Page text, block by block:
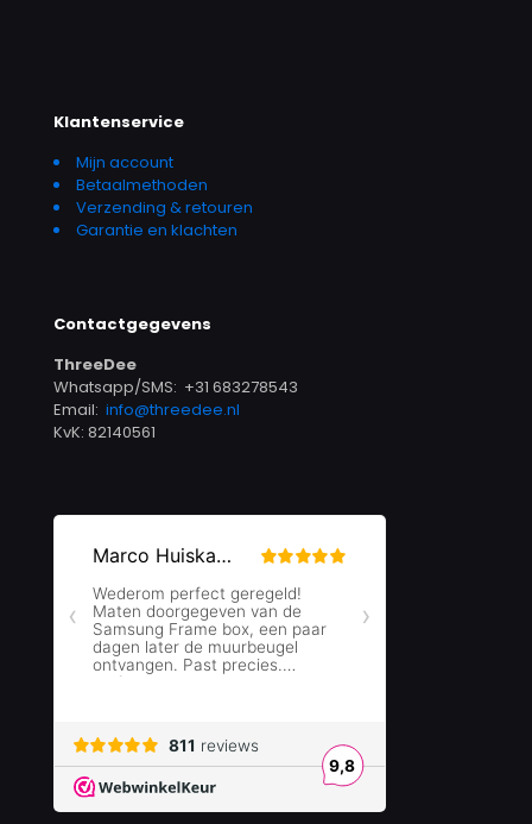
Klantenservice
Mijn account
Betaalmethoden
Verzending & retouren
Garantie en klachten
Contactgegevens
ThreeDee
Whatsapp/SMS: +31 683278543
Email: info@threedee.nl
KvK: 82140561